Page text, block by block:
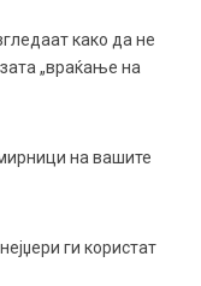
како да не
„враќање на
на вашите
ги користат